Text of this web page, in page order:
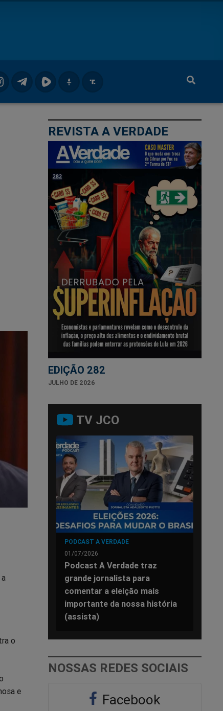
o
e
REVISTA A VERDADE
EDIÇÃO 282
JULHO DE 2026
TV JCO
PODCAST A VERDADE
01/07/2026
Podcast A Verdade traz
grande jornalista para
comentar a eleição mais
importante da nossa história
(assista)
NOSSAS REDES SOCIAIS
Facebook